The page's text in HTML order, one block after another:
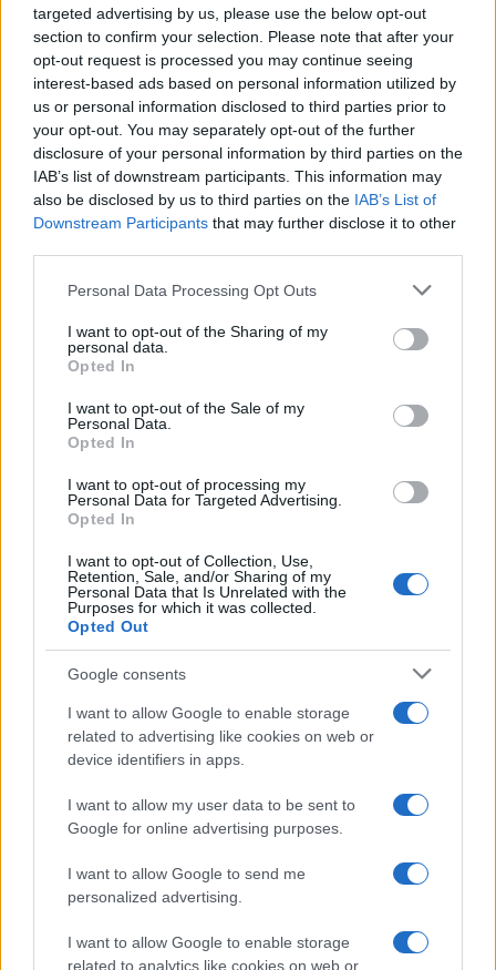
targeted advertising by us, please use the below opt-out
section to confirm your selection. Please note that after your
opt-out request is processed you may continue seeing
interest-based ads based on personal information utilized by
us or personal information disclosed to third parties prior to
your opt-out. You may separately opt-out of the further
disclosure of your personal information by third parties on the
IAB’s list of downstream participants. This information may
also be disclosed by us to third parties on the IAB’s List of
Downstream Participants that may further disclose it to other
Please note that this website/app uses one or more Google
not limited to your visit or usage behaviour. You may click to
grant or deny consent to Google and its third-party tags to
use your data for below specified purposes in below Google
consent section.
Personal Data Processing Opt Outs
I want to opt-out of the Sharing of my
personal data.
Opted In
I want to opt-out of the Sale of my
Personal Data.
Opted In
I want to opt-out of processing my
Personal Data for Targeted Advertising.
Opted In
I want to opt-out of Collection, Use,
Retention, Sale, and/or Sharing of my
Personal Data that Is Unrelated with the
Purposes for which it was collected.
Opted Out
Google consents
I want to allow Google to enable storage
related to advertising like cookies on web or
device identifiers in apps.
I want to allow my user data to be sent to
Google for online advertising purposes.
I want to allow Google to send me
personalized advertising.
I want to allow Google to enable storage
related to analytics like cookies on web or
TEMI: Maurizio Pisciottu Notizie Olbia
Salmo
Salmo Flop
Salmo Olbia Salmo Rapper
Inviaci le tue segnalazioni,
i tuoi video e le tue foto
Su WhatsApp al numero +39
345 356 7512
Notizie in tempo reale?
Entra nel canale telegram di
Ricevi le nostre ultime news
daGoogle News
Condividi l'articolo
F
a
ce
b
o
T
w
it
te
Pi
n
te
re
W
h
at
s
p
p
S
h
re
Prossimo articolo
NOTIZIE RECENTI